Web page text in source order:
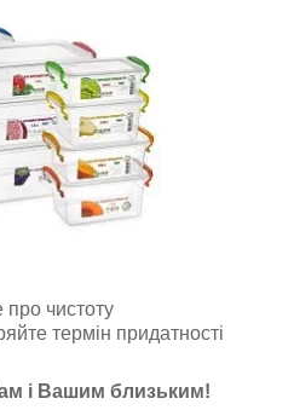
про чистоту
термін придатності
і Вашим близьким!